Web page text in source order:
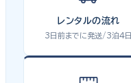
レンタルの流れ
3日前までに発送/3泊4日